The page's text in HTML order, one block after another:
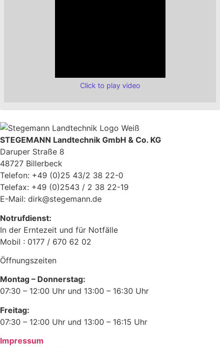
Click to play video
STEGEMANN Landtechnik GmbH & Co. KG
Daruper Straße 8
48727 Billerbeck
Telefon: +49 (0)25 43/2 38 22-0
Telefax: +49 (0)2543 / 2 38 22-19
E-Mail: dirk@stegemann.de
Notrufdienst:
In der Erntezeit und für Notfälle
Mobil : 0177 / 670 62 02
Öffnungszeiten
Montag – Donnerstag:
07:30 – 12:00 Uhr und 13:00 – 16:30 Uhr
Freitag:
07:30 – 12:00 Uhr und 13:00 – 16:15 Uhr
Impressum